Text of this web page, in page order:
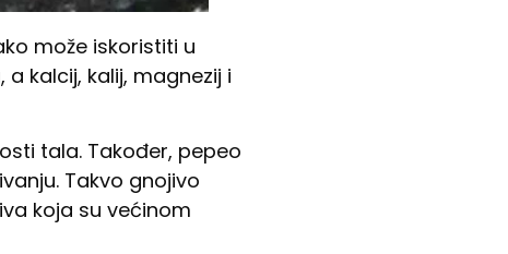
može iskoristiti u
kalcij, kalij, magnezij i
tala. Također, pepeo
Takvo gnojivo
koja su većinom